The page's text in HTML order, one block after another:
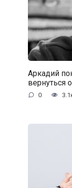
Аркадий
вернуться
0